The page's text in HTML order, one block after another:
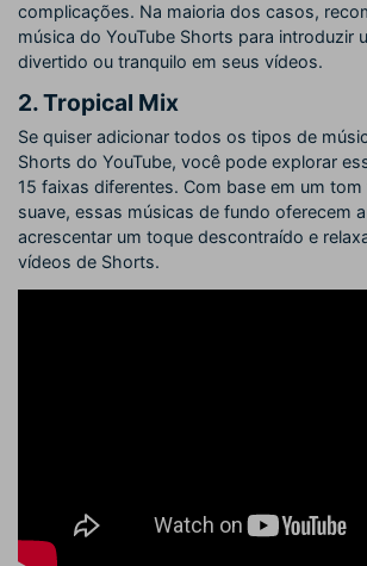
complicações. Na maioria dos casos,
música do YouTube Shorts para introduzir
divertido ou tranquilo em seus vídeos.
2. Tropical Mix
Se quiser adicionar todos os tipos de
Shorts do YouTube, você pode explorar
15 faixas diferentes. Com base em um
suave, essas músicas de fundo oferecem
acrescentar um toque descontraído e
vídeos de Shorts.